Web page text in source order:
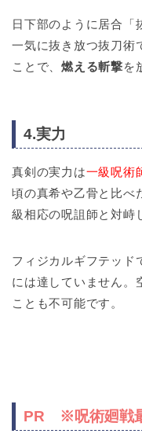
日下部のように居合「
一気に抜き放つ抜刀術
ことで、燃える斬撃を
4.実力
真剣の実力は一級呪術
頃の真希や乙骨と比べ
級相応の呪詛師と対峙
フィジカルギフテッド
には達していません。
ことも不可能です。
PR ※呪術廻戦